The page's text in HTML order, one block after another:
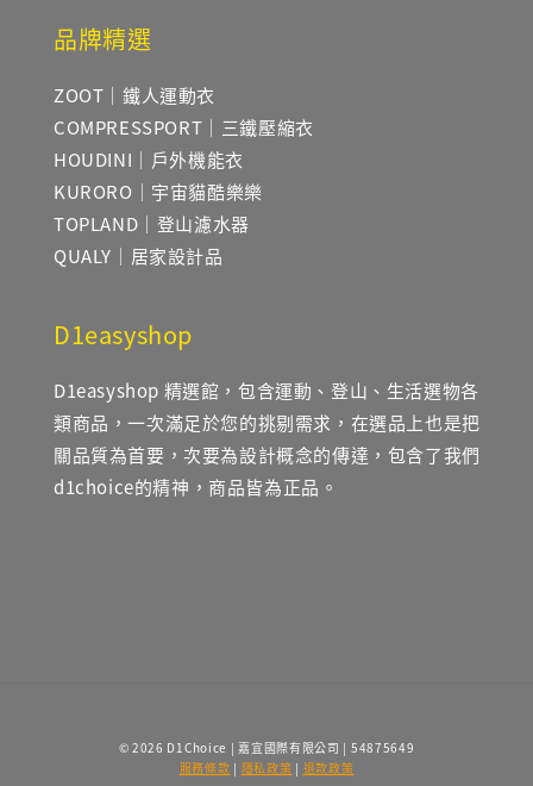
品牌精選
ZOOT｜鐵人運動衣
COMPRESSPORT｜三鐵壓縮衣
HOUDINI｜戶外機能衣
KURORO｜宇宙貓酷樂樂
TOPLAND｜登山濾水器
QUALY｜居家設計品
D1easyshop
D1easyshop 精選館，包含運動、登山、生活選物各
類商品，一次滿足於您的挑剔需求，在選品上也是把
關品質為首要，次要為設計概念的傳達，包含了我們
d1choice的精神，商品皆為正品。
© 2026 D1Choice | 嘉宜國際有限公司 | 54875649
服務條款 | 隱私政策 | 退款政策